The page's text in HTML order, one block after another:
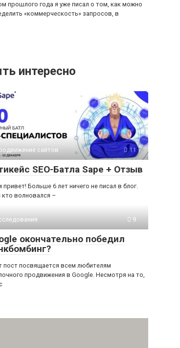
прошлого года я уже писал о том, как можно
«коммерческость» запросов, в
интересно
сайтов
11
SEO-Батла Sape + Отзыв
привет! Больше 6 лет ничего не писал в блог.
кто волновался –
9
окончательно победил
пост посвящается всем любителям
продвижения в Google. Несмотря на то,